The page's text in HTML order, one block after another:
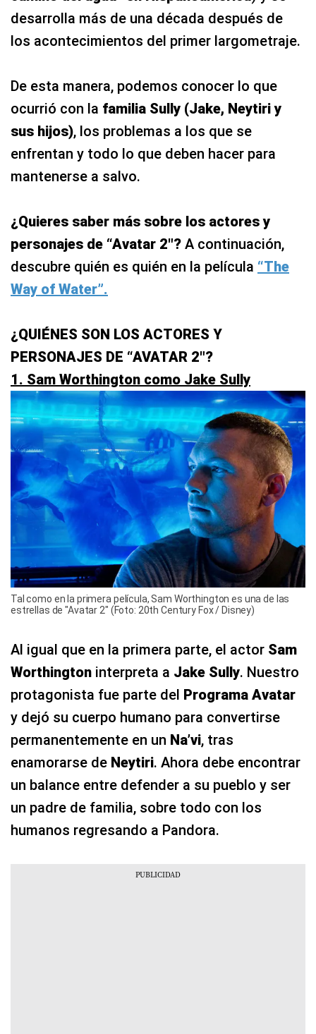
desarrolla más de una década después de
los acontecimientos del primer largometraje.
De esta manera, podemos conocer lo que
ocurrió con la familia Sully (Jake, Neytiri y
sus hijos), los problemas a los que se
enfrentan y todo lo que deben hacer para
mantenerse a salvo.
¿Quieres saber más sobre los actores y
personajes de “Avatar 2″? A continuación,
descubre quién es quién en la película “The
Way of Water”.
¿QUIÉNES SON LOS ACTORES Y
PERSONAJES DE “AVATAR 2″?
1. Sam Worthington como Jake Sully
Tal como en la primera película, Sam Worthington es una de las
estrellas de "Avatar 2" (Foto: 20th Century Fox / Disney)
Al igual que en la primera parte, el actor Sam
Worthington interpreta a Jake Sully. Nuestro
protagonista fue parte del Programa Avatar
y dejó su cuerpo humano para convertirse
permanentemente en un Na’vi, tras
enamorarse de Neytiri. Ahora debe encontrar
un balance entre defender a su pueblo y ser
un padre de familia, sobre todo con los
humanos regresando a Pandora.